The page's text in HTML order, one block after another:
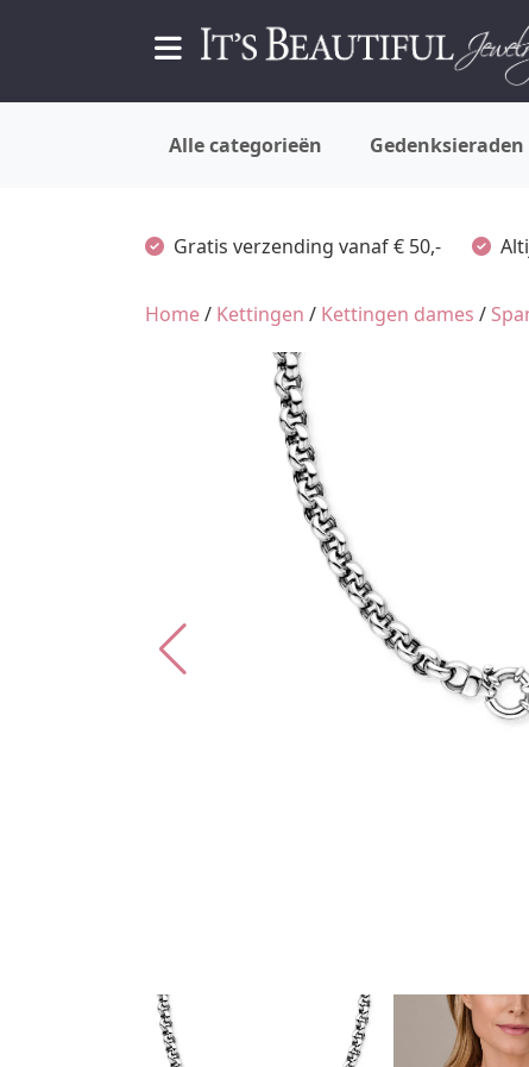
Alle categorieën Gedenksieraden
Gratis verzending vanaf € 50,-
Home/ Kettingen / Kettingen dames /